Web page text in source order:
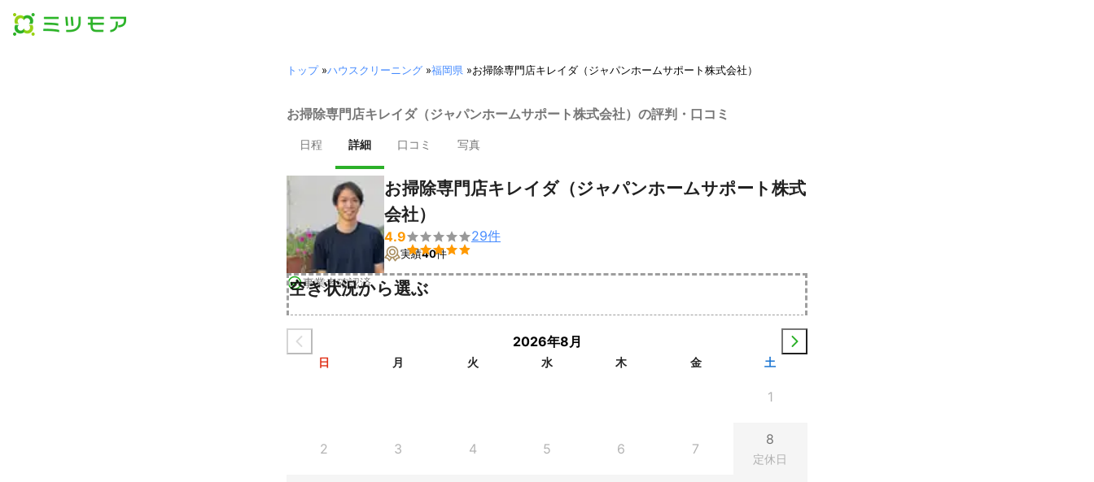
トップ»ハウスクリーニング »福岡県 »お掃除専門店キレイダ（ジャパンホームサポート株式会社）
お掃除専門店キレイダ（ジャパンホームサポート株式会社）の評判・口コミ
日程 詳細 口コミ 写真
事業者確認済
お掃除専門店キレイダ（ジャパンホームサポート株式
会社）
4.9

29件
実績40件
空き状況から選ぶ
2026年8月
日 月 火 水 木 金 土
1
2 3 4 5 6 7
8
定休日